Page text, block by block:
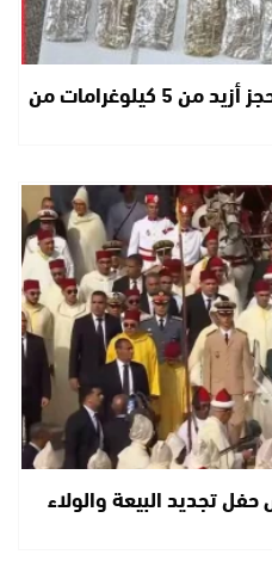
الداخلة.. توقيف شخصين وحجز أزيد من 5 كيلوغرامات من
تجديد البيعة والولاء